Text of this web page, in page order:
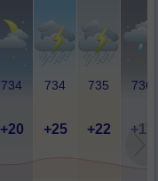
734 734 735 736
+20 +25 +22 +17